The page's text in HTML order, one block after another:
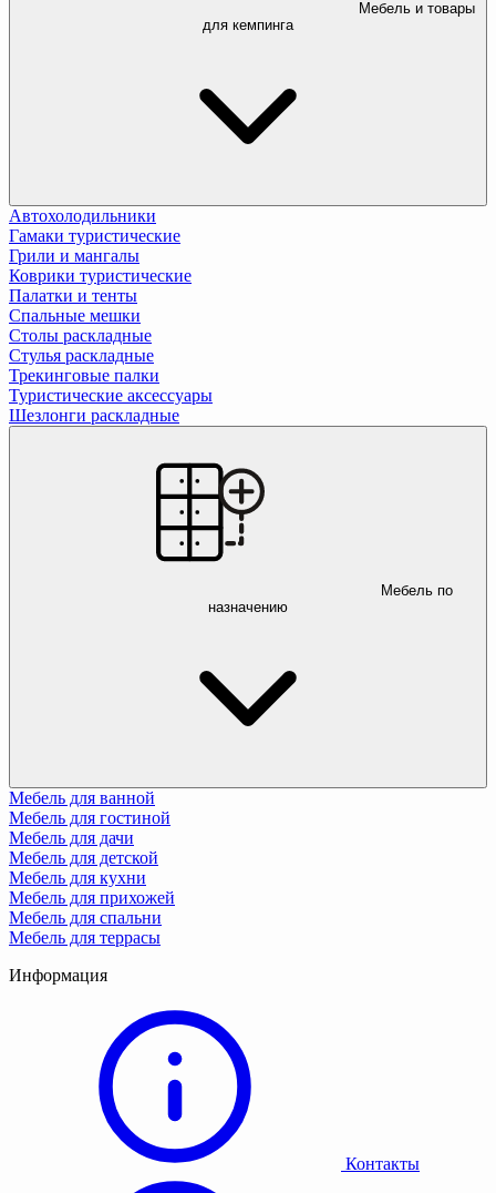
Мебель и товары
для кемпинга
Автохолодильники
Гамаки туристические
Грили и мангалы
Коврики туристические
Палатки и тенты
Спальные мешки
Столы раскладные
Стулья раскладные
Трекинговые палки
Туристические аксессуары
Шезлонги раскладные
Мебель по
назначению
Мебель для ванной
Мебель для гостиной
Мебель для дачи
Мебель для детской
Мебель для кухни
Мебель для прихожей
Мебель для спальни
Мебель для террасы
Информация
Контакты